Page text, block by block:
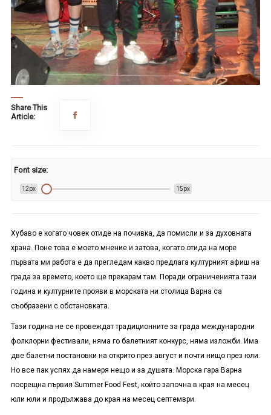
Share This
Article:
Font size:
12px 15px
Хубаво е когато човек отиде на почивка, да помисли и за духовната
храна. Поне това е моето мнение и затова, когато отида на море
първата ми работа е да прегледам какво предлага културният афиш на
града за времето, което ще прекарам там. Поради ограниченията тази
година и културните прояви в морската ни столица Варна са
съобразени с обстановката.
Тази година не се провеждат традиционните за града международни
фолклорни фестивали, няма го балетният конкурс, няма изложби. Има
две балетни постановки на открито през август и почти нищо през юли.
Но все пак успях да намеря нещо и за душата. Морска гара Варна
посрещна първия Summer Food Fest, който започна в края на месец
юли юли и продължава до края на месец септември.